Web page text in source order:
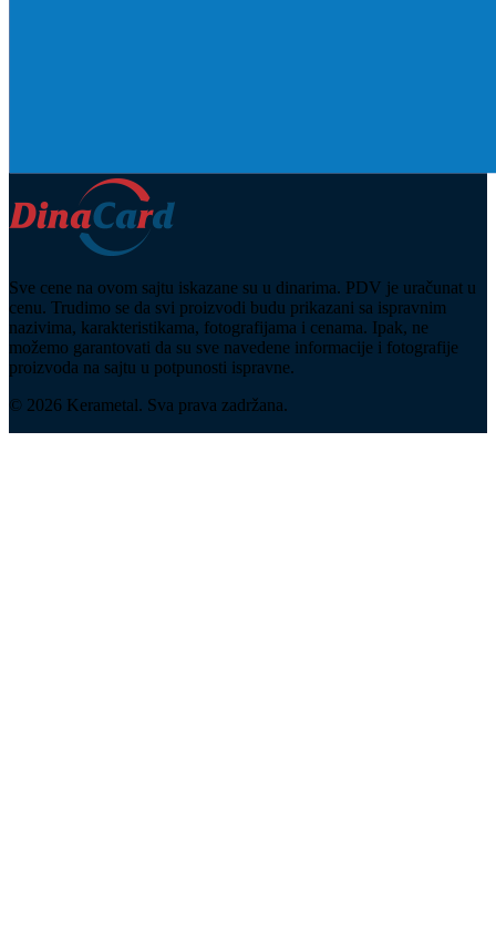
Sve cene na ovom sajtu iskazane su u dinarima. PDV je uračunat u
cenu. Trudimo se da svi proizvodi budu prikazani sa ispravnim
nazivima, karakteristikama, fotografijama i cenama. Ipak, ne
možemo garantovati da su sve navedene informacije i fotografije
proizvoda na sajtu u potpunosti ispravne.
© 2026 Kerametal. Sva prava zadržana.